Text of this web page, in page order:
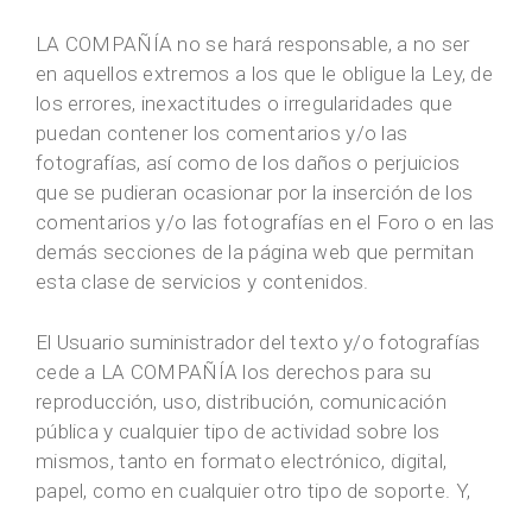
LA COMPAÑÍA no se hará responsable, a no ser
en aquellos extremos a los que le obligue la Ley, de
los errores, inexactitudes o irregularidades que
puedan contener los comentarios y/o las
fotografías, así como de los daños o perjuicios
que se pudieran ocasionar por la inserción de los
comentarios y/o las fotografías en el Foro o en las
demás secciones de la página web que permitan
esta clase de servicios y contenidos.
El Usuario suministrador del texto y/o fotografías
cede a LA COMPAÑÍA los derechos para su
reproducción, uso, distribución, comunicación
pública y cualquier tipo de actividad sobre los
mismos, tanto en formato electrónico, digital,
papel, como en cualquier otro tipo de soporte. Y,